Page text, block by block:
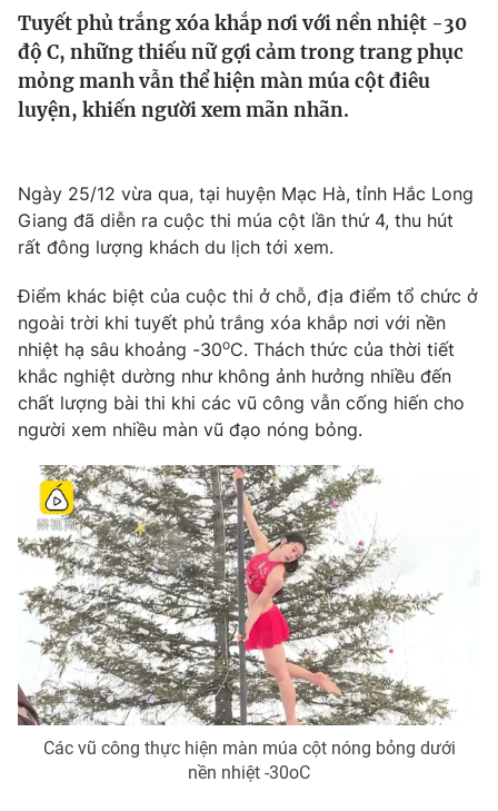
Thế giới
Tin tức
Thế giới đó đây
Kinh tế
Thị trường
Góc doanh nghiệp
Truyền hình
Hậu trường
Nhân vật
Khán giả
Giải trí
Điện ảnh
Âm nhạc
Sao
Đời sống
Du lịch
Làm đẹp
Chất lượng cuộc sống
Giáo dục
Tuyển sinh
Học trực tuyến
Công nghệ
Hitech Công nghệ tương lai
Sản phẩm
Thị trường
Tư vấn
Giao lưu trực tuyến
Lịch phát sóng
Chuyên mục khác
Emagazine Podcast
Tuyết phủ trắng xóa khắp nơi với nền nhiệt -30
độ C, những thiếu nữ gợi cảm trong trang phục
mỏng manh vẫn thể hiện màn múa cột điêu
luyện, khiến người xem mãn nhãn.
Ngày 25/12 vừa qua, tại huyện Mạc Hà, tỉnh Hắc Long
Giang đã diễn ra cuộc thi múa cột lần thứ 4, thu hút
rất đông lượng khách du lịch tới xem.
Điểm khác biệt của cuộc thi ở chỗ, địa điểm tổ chức ở
ngoài trời khi tuyết phủ trắng xóa khắp nơi với nền
nhiệt hạ sâu khoảng -30oC. Thách thức của thời tiết
khắc nghiệt dường như không ảnh hưởng nhiều đến
chất lượng bài thi khi các vũ công vẫn cống hiến cho
người xem nhiều màn vũ đạo nóng bỏng.
Các vũ công thực hiện màn múa cột nóng bỏng dưới
nền nhiệt -30oC